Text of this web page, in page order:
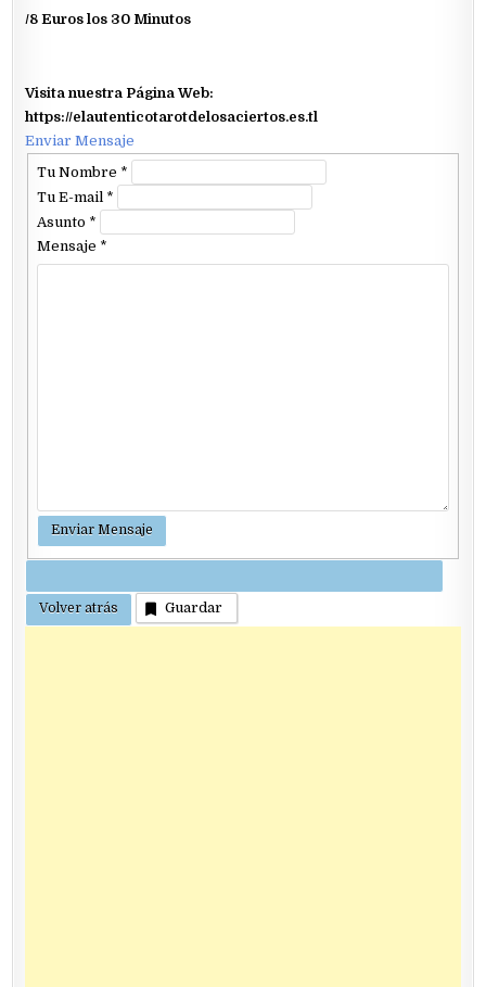
/8 Euros los 30 Minutos
Visita nuestra Página Web:
https://elautenticotarotdelosaciertos.es.tl
Enviar Mensaje
Tu Nombre *
Tu E-mail *
Asunto *
Mensaje *
Guardar